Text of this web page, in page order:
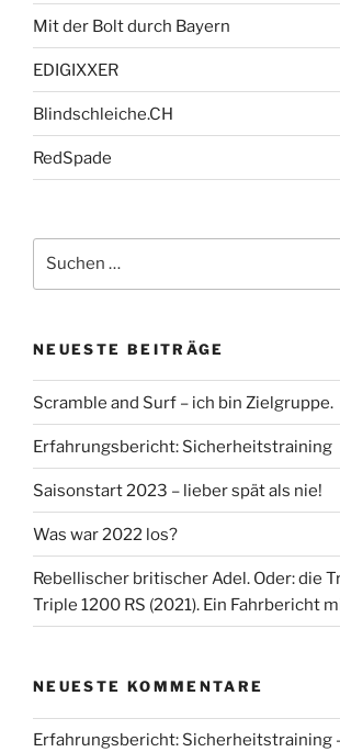
Mit der Bolt durch Bayern
EDIGIXXER
Blindschleiche.CH
RedSpade
nach:
NEUESTE BEITRÄGE
Scramble and Surf – ich bin Zielgruppe.
Erfahrungsbericht: Sicherheitstraining
Saisonstart 2023 – lieber spät als nie!
Was war 2022 los?
Rebellischer britischer Adel. Oder: die
Triple 1200 RS (2021). Ein Fahrbericht
NEUESTE KOMMENTARE
Erfahrungsbericht: Sicherheitstraining